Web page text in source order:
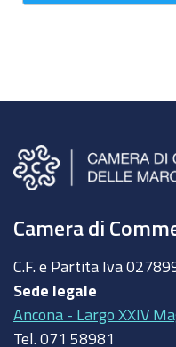
Camera di
C.F. e Partita Iva
Sede legale
Ancona - Largo XXIV
Tel. 071 58981